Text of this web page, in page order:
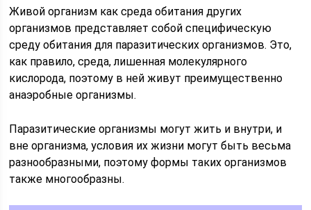
Живой организм как среда обитания других
организмов представляет собой специфическую
среду обитания для паразитических организмов. Это,
как правило, среда, лишенная молекулярного
кислорода, поэтому в ней живут преимущественно
анаэробные организмы.
Паразитические организмы могут жить и внутри, и
вне организма, условия их жизни могут быть весьма
разнообразными, поэтому формы таких организмов
также многообразны.